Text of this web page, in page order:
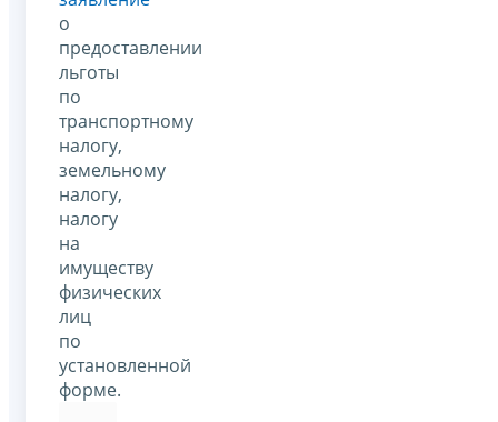
о
предоставлении
льготы
по
транспортному
налогу,
земельному
налогу,
налогу
на
имуществу
физических
лиц
по
установленной
форме.